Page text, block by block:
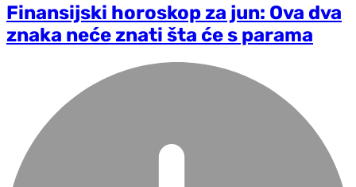
Finansijski horoskop za jun: Ova dva
znaka neće znati šta će s parama